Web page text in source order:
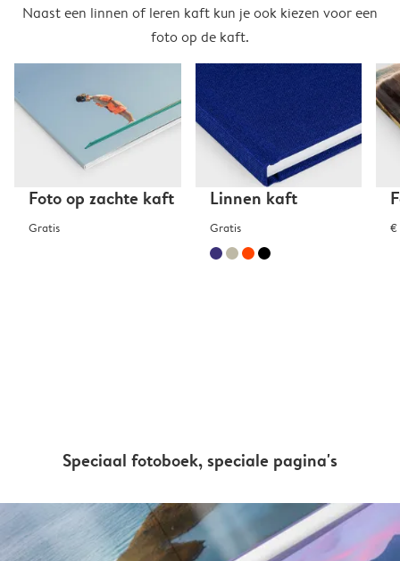
Naast een linnen of leren kaft kun je ook kiezen voor een
foto op de kaft.
Foto op zachte kaft
Gratis
Linnen kaft
Gratis €
Speciaal fotoboek, speciale pagina's